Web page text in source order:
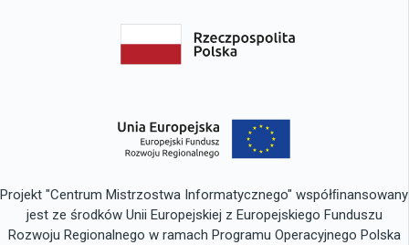
Projekt "Centrum Mistrzostwa Informatycznego" współﬁnansowany
jest ze środków Unii Europejskiej z Europejskiego Funduszu
Rozwoju Regionalnego w ramach Programu Operacyjnego Polska